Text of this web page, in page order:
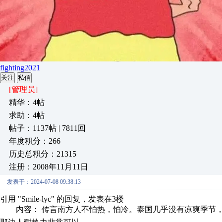
fighting2021
关注 私信
[管理员]
精华：4帖
求助：4帖
帖子：1137帖 | 7811回
年度积分：266
历史总积分：21315
注册：2008年11月11日
发表于：2024-07-08 09:38:13
引用 "Smile-lyc" 的回复，发表在3楼
内容： 传言南方人不怕热，怕冷。泰国几乎没有凉爽季节